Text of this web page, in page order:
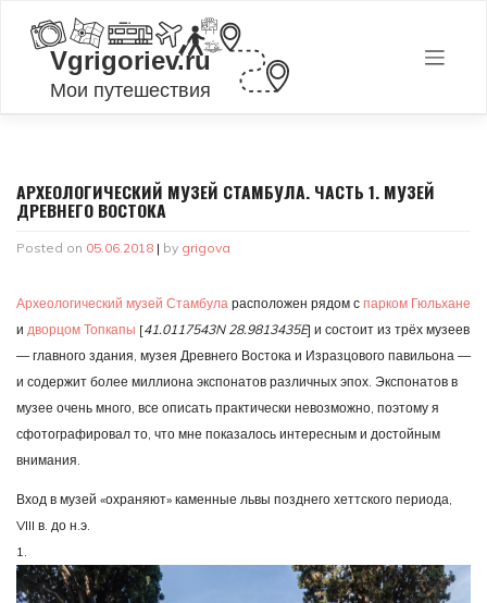
content
АРХЕОЛОГИЧЕСКИЙ МУЗЕЙ СТАМБУЛА. ЧАСТЬ 1. МУЗЕЙ
ДРЕВНЕГО ВОСТОКА
Posted on 05.06.2018 | by grigova
Археологический музей Стамбула расположен рядом с парком Гюльхане
и дворцом Топкапы [41.0117543N 28.9813435E] и состоит из трёх музеев
— главного здания, музея Древнего Востока и Изразцового павильона —
и содержит более миллиона экспонатов различных эпох. Экспонатов в
музее очень много, все описать практически невозможно, поэтому я
сфотографировал то, что мне показалось интересным и достойным
внимания.
Вход в музей «охраняют» каменные львы позднего хеттского периода,
VIII в. до н.э.
1.